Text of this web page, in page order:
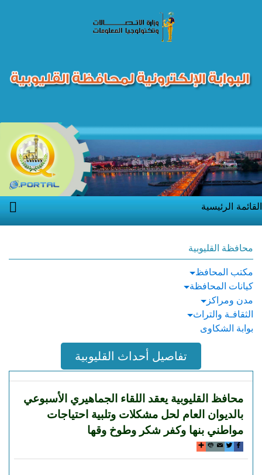
القائمة الرئيسية
محافظة القليوبية
مكتب المحافظ
كيانات المحافظة
مدن ومراكز
الثقافـة والتراث
بوابة الشكاوى
تفاصيل أحداث القليوبية
محافظ القليوبية يعقد اللقاء الجماهيري الأسبوعي
بالديوان العام لحل مشكلات وتلبية احتياجات
مواطني بنها وكفر شكر وطوخ وقها